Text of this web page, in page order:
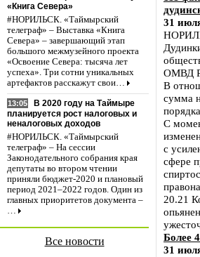
«Книга Севера»
#НОРИЛЬСК. «Таймырский
телеграф» – Выставка «Книга
Севера» – завершающий этап
большого межмузейного проекта
«Освоение Севера: тысяча лет
успеха». Три сотни уникальных
артефактов расскажут свои…
13:05
В 2020 году на Таймыре
планируется рост налоговых и
неналоговых доходов
#НОРИЛЬСК. «Таймырский
телеграф» – На сессии
Законодательного собрания края
депутаты во втором чтении
приняли бюджет-2020 и плановый
период 2021–2022 годов. Один из
главных приоритетов документа –
…
Все новости
31
ОМВД
В
сумма
С
с
сфере
20.21
Более
31